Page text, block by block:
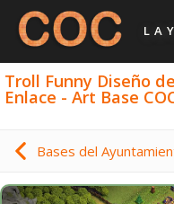
Troll Funny Diseño
Enlace - Art Base
Bases del